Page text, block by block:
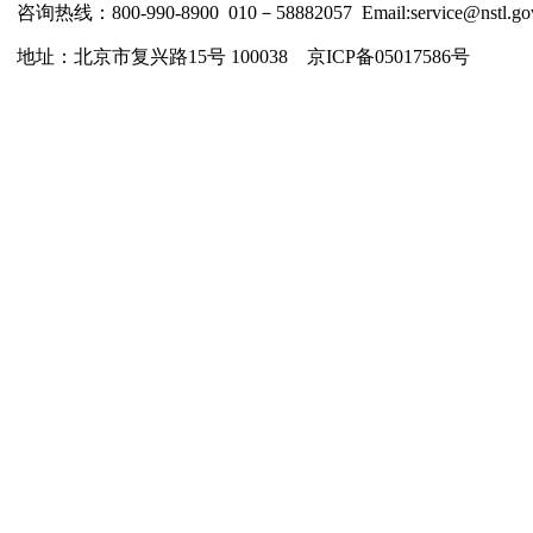
咨询热线：800-990-8900 010－58882057
地址：北京市复兴路15号 100038 京ICP备05017586号